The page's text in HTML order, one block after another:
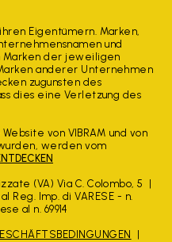
Eigentümern. Marken,
und
Marken der jeweiligen
anderer Unternehmen
zugunsten des
dies eine Verletzung des
von VIBRAM und von
werden vom
(VA) Via C. Colombo, 5
Reg. Imp. di VARESE - n.
al n. 69914